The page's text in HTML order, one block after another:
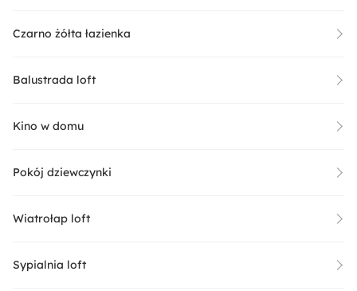
Czarno żółta łazienka
Balustrada loft
Kino w domu
Pokój dziewczynki
Wiatrołap loft
Sypialnia loft